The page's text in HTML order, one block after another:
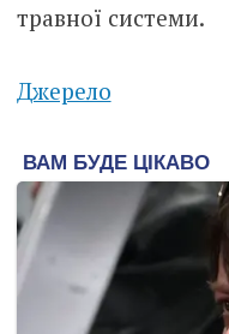
трaвної сиcтеми.
Джерело